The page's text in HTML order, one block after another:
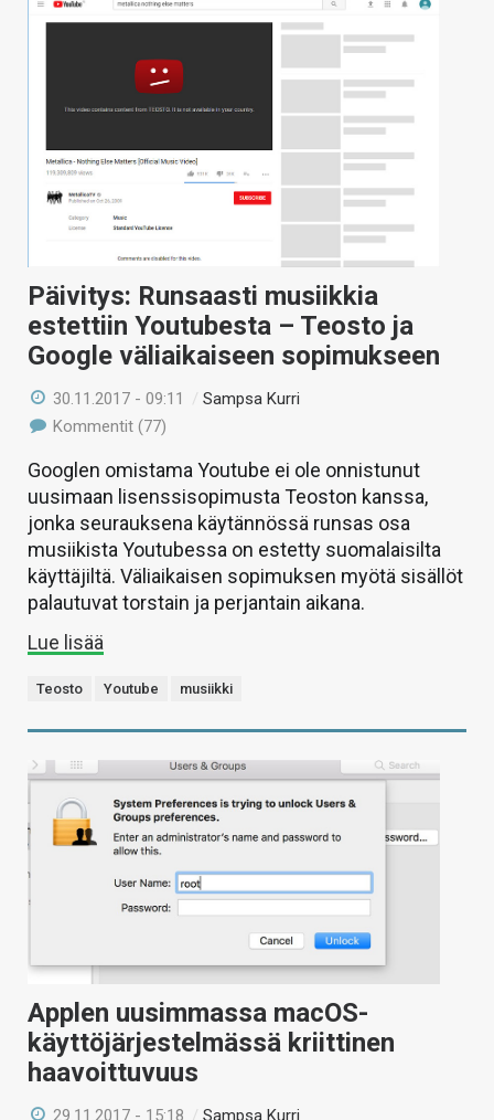
Päivitys: Runsaasti musiikkia
estettiin Youtubesta – Teosto ja
Google väliaikaiseen sopimukseen
30.11.2017 - 09:11 /Sampsa Kurri
Kommentit (77)
Googlen omistama Youtube ei ole onnistunut
uusimaan lisenssisopimusta Teoston kanssa,
jonka seurauksena käytännössä runsas osa
musiikista Youtubessa on estetty suomalaisilta
käyttäjiltä. Väliaikaisen sopimuksen myötä sisällöt
palautuvat torstain ja perjantain aikana.
Lue lisää
Teosto Youtube musiikki
Applen uusimmassa macOS-
käyttöjärjestelmässä kriittinen
haavoittuvuus
29.11.2017 - 15:18 /Sampsa Kurri